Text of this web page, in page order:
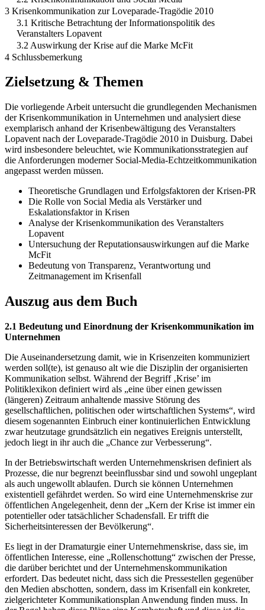
3 Krisenkommunikation zur Loveparade-Tragödie 2010
3.1 Kritische Betrachtung der Informationspolitik des
Veranstalters Lopavent
3.2 Auswirkung der Krise auf die Marke McFit
4 Schlussbemerkung
Zielsetzung & Themen
Die vorliegende Arbeit untersucht die grundlegenden Mechanismen
der Krisenkommunikation in Unternehmen und analysiert diese
exemplarisch anhand der Krisenbewältigung des Veranstalters
Lopavent nach der Loveparade-Tragödie 2010 in Duisburg. Dabei
wird insbesondere beleuchtet, wie Kommunikationsstrategien auf
die Anforderungen moderner Social-Media-Echtzeitkommunikation
angepasst werden müssen.
Theoretische Grundlagen und Erfolgsfaktoren der Krisen-PR
Die Rolle von Social Media als Verstärker und
Eskalationsfaktor in Krisen
Analyse der Krisenkommunikation des Veranstalters
Lopavent
Untersuchung der Reputationsauswirkungen auf die Marke
McFit
Bedeutung von Transparenz, Verantwortung und
Zeitmanagement im Krisenfall
Auszug aus dem Buch
2.1 Bedeutung und Einordnung der Krisenkommunikation im
Unternehmen
Die Auseinandersetzung damit, wie in Krisenzeiten kommuniziert
werden soll(te), ist genauso alt wie die Disziplin der organisierten
Kommunikation selbst. Während der Begriff ‚Krise’ im
Politiklexikon definiert wird als „eine über einen gewissen
(längeren) Zeitraum anhaltende massive Störung des
gesellschaftlichen, politischen oder wirtschaftlichen Systems“, wird
diesem sogenannten Einbruch einer kontinuierlichen Entwicklung
zwar heutzutage grundsätzlich ein negatives Ereignis unterstellt,
jedoch liegt in ihr auch die „Chance zur Verbesserung“.
In der Betriebswirtschaft werden Unternehmenskrisen definiert als
Prozesse, die nur begrenzt beeinflussbar sind und sowohl ungeplant
als auch ungewollt ablaufen. Durch sie können Unternehmen
existentiell gefährdet werden. So wird eine Unternehmenskrise zur
öffentlichen Angelegenheit, denn der „Kern der Krise ist immer ein
potentieller oder tatsächlicher Schadensfall. Er trifft die
Sicherheitsinteressen der Bevölkerung“.
Es liegt in der Dramaturgie einer Unternehmenskrise, dass sie, im
öffentlichen Interesse, eine „Rollenschottung“ zwischen der Presse,
die darüber berichtet und der Unternehmenskommunikation
erfordert. Das bedeutet nicht, dass sich die Pressestellen gegenüber
den Medien abschotten, sondern, dass im Krisenfall ein konkreter,
zielgerichteter Kommunikationsplan Anwendung finden muss. In